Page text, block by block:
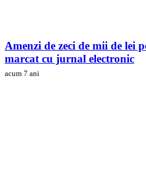
Amenzi de zeci de mii de lei
marcat cu jurnal electronic
acum 7 ani